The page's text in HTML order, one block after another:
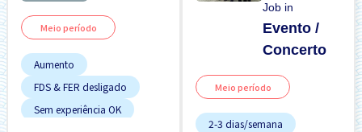
Meio período
Aumento
FDS & FER desligado
Sem experiência OK
Job in
Evento /
Concerto
Meio período
2-3 dias/semana